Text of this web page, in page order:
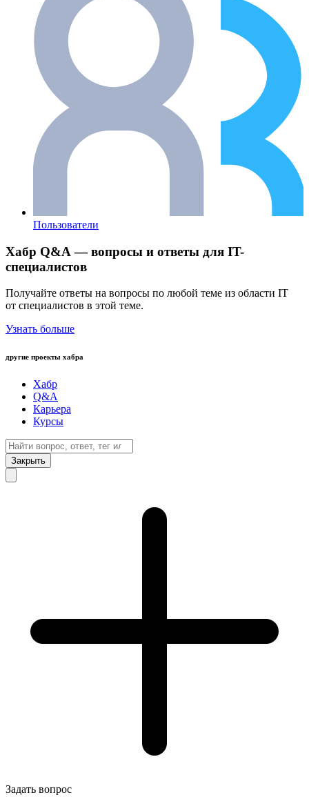
Пользователи
Хабр Q&A — вопросы и ответы для IT-
специалистов
Получайте ответы на вопросы по любой теме из области IT
от специалистов в этой теме.
Узнать больше
другие проекты хабра
Хабр
Q&A
Карьера
Курсы
Закрыть
Задать вопрос